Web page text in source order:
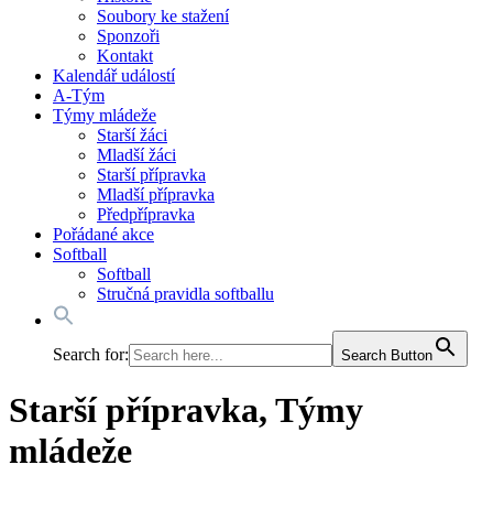
Soubory ke stažení
Sponzoři
Kontakt
Kalendář událostí
A-Tým
Týmy mládeže
Starší žáci
Mladší žáci
Starší přípravka
Mladší přípravka
Předpřípravka
Pořádané akce
Softball
Softball
Stručná pravidla softballu
Search for: Search Button
Starší přípravka, Týmy
mládeže